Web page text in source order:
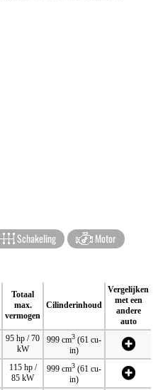
Schakeling Motor
Totaal
max.
vermogen
Cilinderinhoud
Vergelijken
met een
andere
auto
95 hp / 70
kW
999 cm3 (61 cu-
in)
115 hp /
85 kW
999 cm3 (61 cu-
in)